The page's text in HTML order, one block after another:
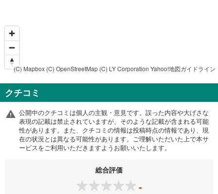
(C) Mapbox (C) OpenStreetMap (C) LY Corporation Yahoo!地図ガイドライン
クチコミ
公開中のクチコミは個人の主観・意見です。誤った内容や大げさな
表現の記載は禁止されていますが、そのような記載が含まれる可能
性があります。また、クチコミの情報は投稿時点の情報であり、現
在の状況とは異なる可能性があります。ご理解いただいた上で本サ
ービスをご利用いただきますようお願いいたします。
総合評価
-